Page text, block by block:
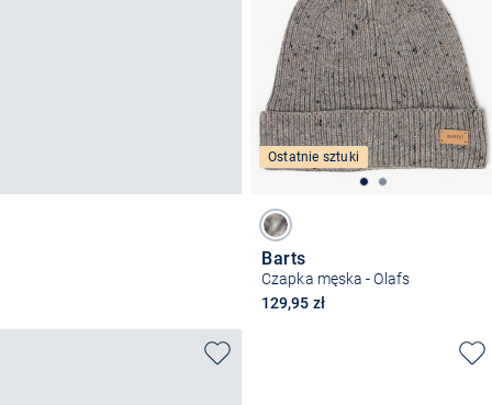
Ostatnie sztuki
Barts
Czapka męska - Olafs
129,95 zł